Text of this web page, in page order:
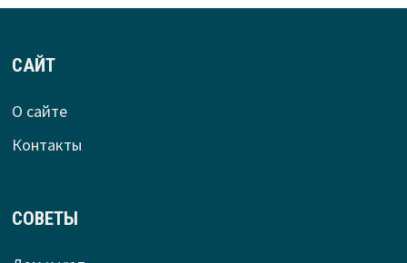
САЙТ
О сайте
Контакты
СОВЕТЫ